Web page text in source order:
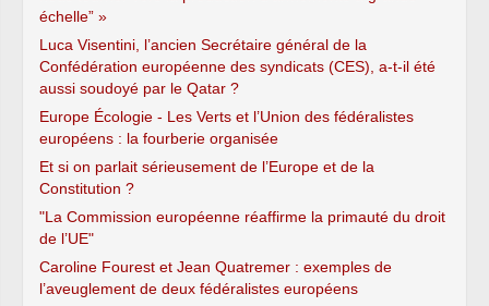
Bernard Perrut, Etienne Pinte, Michel Piron,
Henri Plagnol, Serge Poignant, Mme Bérengère
Poletti, M. Axel Poniatowski, Mme Josette Pons,
MM. Daniel Poulou, Christophe Priou, Jean
Proriol, Didier Quentin, Michel Raison, Eric
Raoult, Frédéric Reiss, Jean-Luc Reitzer,
Jacques Remiller, Bernard Reynès, Franck
Reynier, Franck Riester, Jean Roatta, Camille de
Rocca Serra, Mme Marie-Josée Roig, M. Jean-
MM. Jean-Marc Roubaud, Max Roustan, Martial
Saddier, Francis Saint-Léger, Bruno Sandras,
échelle” »
Luca Visentini, l’ancien Secrétaire général de la
Confédération européenne des syndicats (CES), a-t-il été
aussi soudoyé par le Qatar ?
Europe Écologie - Les Verts et l’Union des fédéralistes
européens : la fourberie organisée
Et si on parlait sérieusement de l’Europe et de la
Constitution ?
"La Commission européenne réaffirme la primauté du droit
de l’UE"
Caroline Fourest et Jean Quatremer : exemples de
l’aveuglement de deux fédéralistes européens